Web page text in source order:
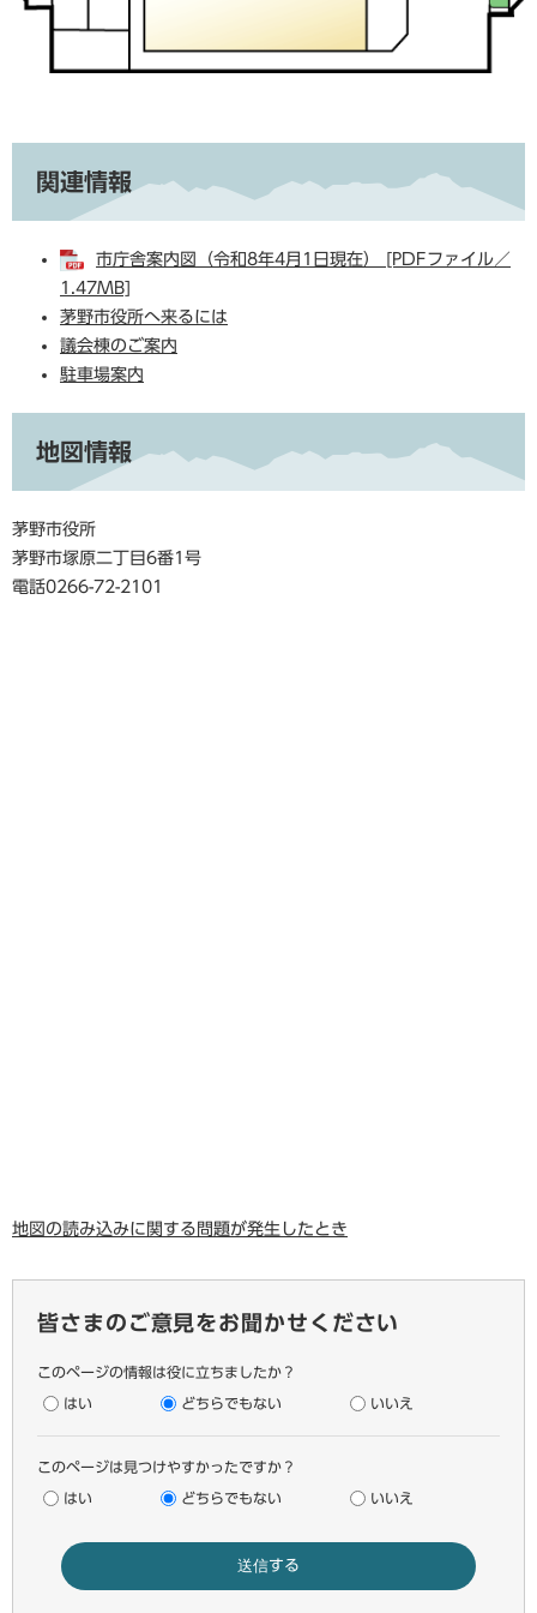
関連情報
市庁舎案内図（令和8年4月1日現在） [PDFファイル／
1.47MB]
茅野市役所へ来るには
議会棟のご案内
駐車場案内
地図情報
茅野市役所
茅野市塚原二丁目6番1号
電話0266-72-2101
地図の読み込みに関する問題が発生したとき
皆さまのご意見をお聞かせください
このページの情報は役に立ちましたか？
はい どちらでもない いいえ
このページは見つけやすかったですか？
はい どちらでもない いいえ